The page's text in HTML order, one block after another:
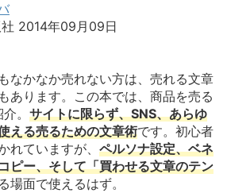
2014年09月09日
なかなか売れない方は、売れる文章
あります。この本では、商品を売る
。 サイトに限らず、SNS、あらゆ
える売るための文章術です。初心者
れていますが、 ペルソナ設定、ベネ
ピー、そして「買わせる文章のテン
場面で使えるはず。